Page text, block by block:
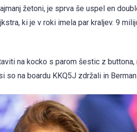
žetoni, je sprva še uspel en
ki je v roki imela par kraljev. 9
na kocko s parom šestic z
so na boardu KKQ5J zdržali in